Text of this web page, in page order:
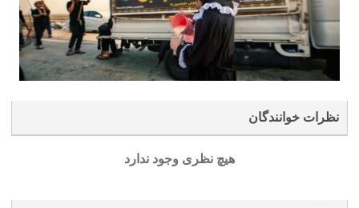
نظرات خوانندگان
هیچ نظری وجود ندارد